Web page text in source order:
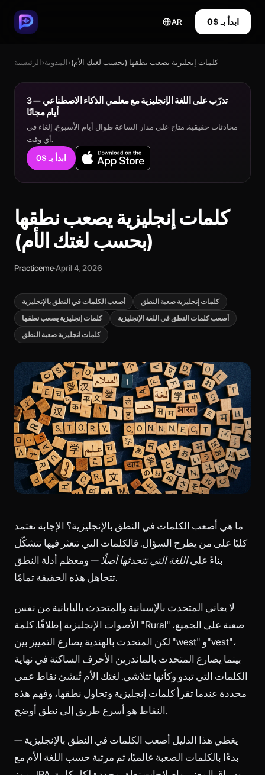
AR ابدأ بـ $0
الرئيسية ›المدونة ›كلمات إنجليزية يصعب نطقها (بحسب لغتك الأم)
تدرّب على اللغة الإنجليزية مع معلمي الذكاء الاصطناعي — 3
أيام مجانًا
محادثات حقيقية. متاح على مدار الساعة طوال أيام الأسبوع. إلغاء في
أي وقت.
ابدأ بـ $0
كلمات إنجليزية يصعب نطقها
(بحسب لغتك الأم)
Practiceme·April 4, 2026
أصعب الكلمات في النطق بالإنجليزية
كلمات إنجليزية صعبة النطق
كلمات إنجليزية يصعب نطقها
أصعب كلمات النطق في اللغة الإنجليزية
كلمات انجليزية صعبة النطق
ما هي أصعب الكلمات في النطق بالإنجليزية؟ الإجابة تعتمد
كليًا على من يطرح السؤال. فالكلمات التي تتعثر فيها تتشكّل
بناءً علىاللغة التي تتحدثها أصلًا — ومعظم أدلة النطق
تتجاهل هذه الحقيقة تمامًا.
لا يعاني المتحدث بالإسبانية والمتحدث باليابانية من نفس
الأصوات الإنجليزية إطلاقًا. كلمة "Rural" صعبة على الجميع،
لكن المتحدث بالهندية يصارع التمييز بين "west" و"vest"،
بينما يصارع المتحدث بالماندرين الأحرف الساكنة في نهاية
الكلمات التي تبدو وكأنها تتلاشى. لغتك الأم تُنشئ نقاط عمى
محددة عندما تقرأ كلمات إنجليزية وتحاول نطقها، وفهم هذه
النقاط هو أسرع طريق إلى نطق أوضح.
يغطي هذا الدليل أصعب الكلمات في النطق بالإنجليزية —
بدءًا بالكلمات الصعبة عالميًا، ثم مرتبة حسب اللغة الأم مع